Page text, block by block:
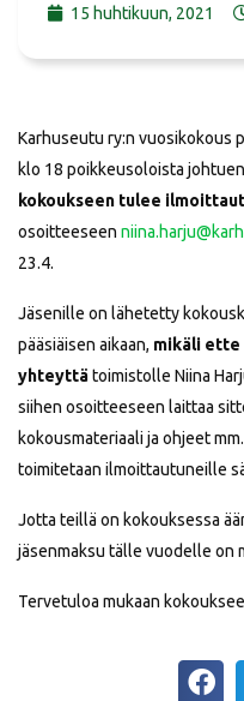
15 huhtikuun, 2021
Karhuseutu ry:n vuosikokous
klo 18 poikkeusoloista
kokoukseen tulee
osoitteeseen
23.4.
Jäsenille on lähetetty
pääsiäisen aikaan, mikäli ette
yhteyttätoimistolle Niina
siihen osoitteeseen laittaa
kokousmateriaali ja ohjeet
toimitetaan ilmoittautuneille
Jotta teillä on kokouksessa
jäsenmaksu tälle vuodelle on
Tervetuloa mukaan